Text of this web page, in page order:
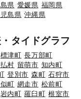
県 愛媛県 福岡県
島県 沖縄県
タイドグラフ
標津町 長万部町
村 留萌市 知内町
登別市 森町 石狩市
町 網走市 松前町
岩内町 羅臼町 根室市